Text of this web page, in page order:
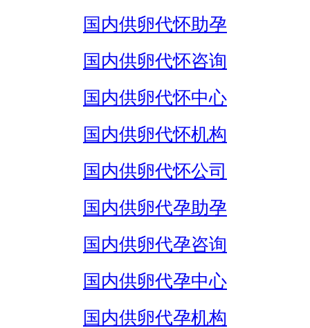
国内供卵代怀助孕
国内供卵代怀咨询
国内供卵代怀中心
国内供卵代怀机构
国内供卵代怀公司
国内供卵代孕助孕
国内供卵代孕咨询
国内供卵代孕中心
国内供卵代孕机构